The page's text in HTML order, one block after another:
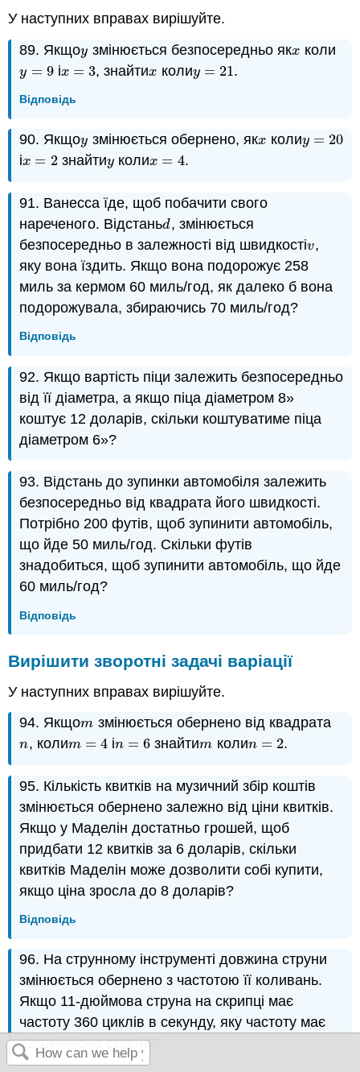
У наступних вправах вирішуйте.
89. Якщоy
y змінюється безпосередньо якx
x коли
y = 9
y =9 іx = 3
x=3 , знайтиx
x колиy = 21
y=21 .
Відповідь
90. Якщоy
y змінюється обернено, якx
x колиy = 20
y=20
іx = 2
x=2 знайтиy
y колиx = 4
x=4 .
91. Ванесса їде, щоб побачити свого
нареченого. Відстаньd
d, змінюється
безпосередньо в залежності від швидкостіv
v,
яку вона їздить. Якщо вона подорожує 258
миль за кермом 60 миль/год, як далеко б вона
подорожувала, збираючись 70 миль/год?
Відповідь
92. Якщо вартість піци залежить безпосередньо
від її діаметра, а якщо піца діаметром 8»
коштує 12 доларів, скільки коштуватиме піца
діаметром 6»?
93. Відстань до зупинки автомобіля залежить
безпосередньо від квадрата його швидкості.
Потрібно 200 футів, щоб зупинити автомобіль,
що йде 50 миль/год. Скільки футів
знадобиться, щоб зупинити автомобіль, що йде
60 миль/год?
Відповідь
Вирішити зворотні задачі варіації
У наступних вправах вирішуйте.
94. Якщоm
m змінюється обернено від квадрата
n
n, колиm = 4
m=4 іn = 6
n=6 знайтиm
m колиn = 2
n=2 .
95. Кількість квитків на музичний збір коштів
змінюється обернено залежно від ціни квитків.
Якщо у Маделін достатньо грошей, щоб
придбати 12 квитків за 6 доларів, скільки
квитків Маделін може дозволити собі купити,
якщо ціна зросла до 8 доларів?
Відповідь
96. На струнному інструменті довжина струни
змінюється обернено з частотою її коливань.
Якщо 11-дюймова струна на скрипці має
частоту 360 циклів в секунду, яку частоту має
12-дюймова струна?